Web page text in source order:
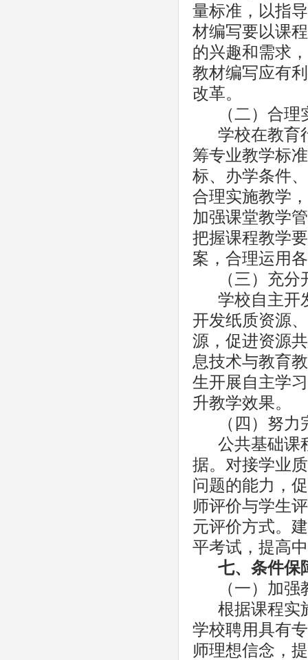
量标准，以指
材编写要以课
的兴趣和需求
教材编写应有
改革。
（二）合
学校在教育
筹专业教学标
标、办学条件
合理实施教学
加强课堂教学
把握课程教学
案，合理运用
（三）充
学校自主开
开发纸质资源
源，促进资源
息技术与教育
生开展自主学
升教学效果。
（四）努
公共基础课
据。对接学业
问题的能力，
师评价与学生
元评价方式。
平考试，提高
七、条件保
（一）加
根据课程实
学校聘用具有
师理想信念，